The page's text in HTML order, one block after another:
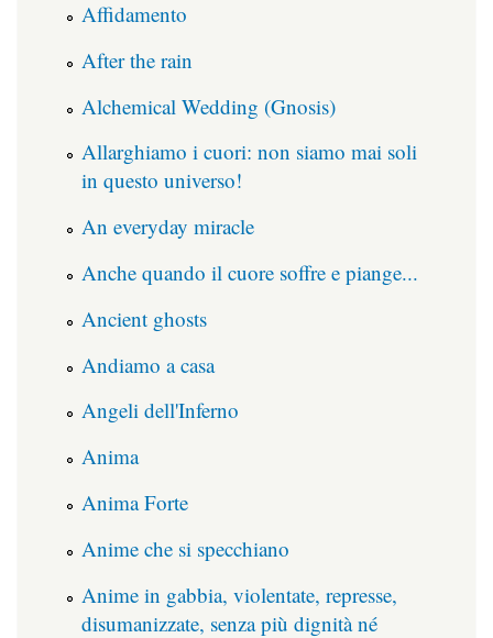
Affidamento
After the rain
Alchemical Wedding (Gnosis)
Allarghiamo i cuori: non siamo mai soli
in questo universo!
An everyday miracle
Anche quando il cuore soffre e piange...
Ancient ghosts
Andiamo a casa
Angeli dell'Inferno
Anima
Anima Forte
Anime che si specchiano
Anime in gabbia, violentate, represse,
disumanizzate, senza più dignità né